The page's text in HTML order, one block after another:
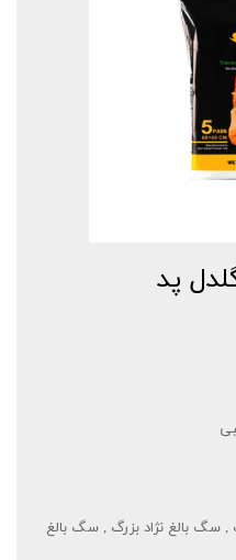
پد
سگ بالغ نژاد بزرگ , سگ بالغ